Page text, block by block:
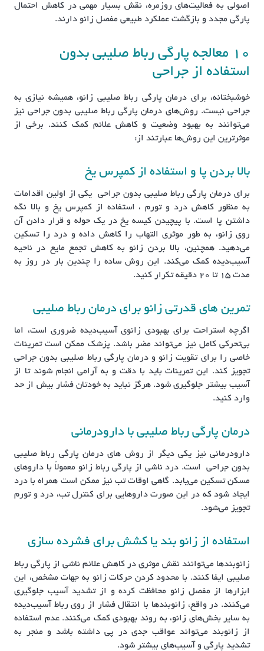
اصولی به فعالیت‌های روزمره، نقش بسیار مهمی در کاهش احتمال
پارگی مجدد و بازگشت عملکرد طبیعی مفصل زانو دارند.
10 معالجه پارگی رباط صلیبی بدون
استفاده از جراحی
خوشبختانه، برای درمان پارگی رباط صلیبی زانو، همیشه نیازی به
جراحی نیست. روش‌های درمان پارگی رباط صلیبی بدون جراحی نیز
می‌توانند به بهبود وضعیت و کاهش علائم کمک کنند. برخی از
موثرترین این روش‌ها عبارتند از:
بالا بردن پا و استفاده از کمپرس یخ
برای درمان پارگی رباط صلیبی بدون جراحی یکی از اولین اقدامات
به منظور کاهش درد و تورم ، استفاده از کمپرس یخ و بالا نگه
داشتن پا است. با پیچیدن کیسه یخ در یک حوله و قرار دادن آن
روی زانو، به طور موثری التهاب را کاهش داده و درد را تسکین
می‌دهید. همچنین، بالا بردن زانو به کاهش تجمع مایع در ناحیه
آسیب‌دیده کمک می‌کند. این روش ساده را چندین بار در روز به
مدت ۱۵ تا ۲۰ دقیقه تکرار کنید.
تمرین های قدرتی زانو برای درمان رباط صلیبی
اگرچه استراحت برای بهبودی زانوی آسیب‌دیده ضروری است، اما
بی‌تحرکی کامل نیز می‌تواند مضر باشد. پزشک ممکن است تمرینات
خاصی را برای تقویت زانو و درمان پارگی رباط صلیبی بدون جراحی
تجویز کند. این تمرینات باید با دقت و به آرامی انجام شوند تا از
آسیب بیشتر جلوگیری شود. هرگز نباید به خودتان فشار بیش از حد
وارد کنید.
درمان پارگی رباط صلیبی با دارودرمانی
دارودرمانی نیز یکی دیگر از روش های درمان پارگی رباط صلیبی
بدون جراحی است. درد ناشی از پارگی رباط زانو معمولاً با داروهای
مسکن تسکین می‌یابد. گاهی اوقات تب نیز ممکن است همراه با درد
ایجاد شود که در این صورت داروهایی برای کنترل تب، درد و تورم
تجویز می‌شود.
استفاده از زانو بند یا کشش برای فشرده سازی
زانوبندها می‌توانند نقش موثری در کاهش علائم ناشی از پارگی رباط
صلیبی ایفا کنند. با محدود کردن حرکات زانو به جهات مشخص، این
ابزارها از مفصل زانو محافظت کرده و از تشدید آسیب جلوگیری
می‌کنند. در واقع، زانوبندها با انتقال فشار از روی رباط آسیب‌دیده
به سایر بخش‌های زانو، به روند بهبودی کمک می‌کنند. عدم استفاده
از زانوبند می‌تواند عواقب جدی در پی داشته باشد و منجر به
تشدید پارگی و آسیب‌های بیشتر شود.